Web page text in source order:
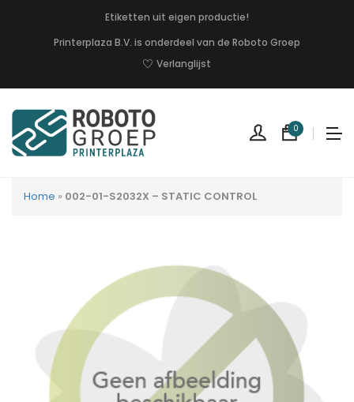
Etiketten uit eigen productie!
Printerplaza B.V. is onderdeel van de Roboto Groep
Verlanglijst
0
Home » 002-01-S2032X – STATIC CONTROL